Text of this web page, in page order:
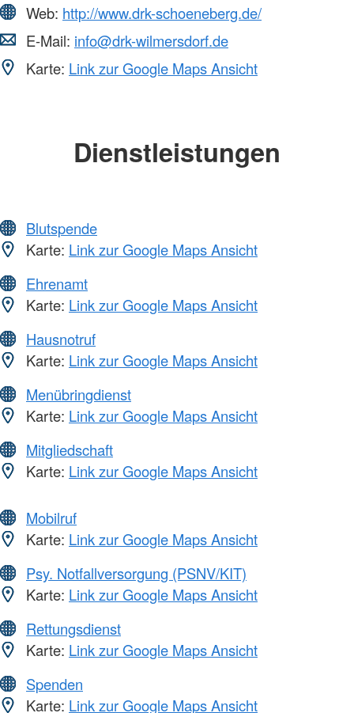
Web: http://www.drk-schoeneberg.de/
E-Mail: info@drk-wilmersdorf.de
Karte: Link zur Google Maps Ansicht
Dienstleistungen
Blutspende
Karte: Link zur Google Maps Ansicht
Ehrenamt
Karte: Link zur Google Maps Ansicht
Hausnotruf
Karte: Link zur Google Maps Ansicht
Menübringdienst
Karte: Link zur Google Maps Ansicht
Mitgliedschaft
Karte: Link zur Google Maps Ansicht
Mobilruf
Karte: Link zur Google Maps Ansicht
Psy. Notfallversorgung (PSNV/KIT)
Karte: Link zur Google Maps Ansicht
Rettungsdienst
Karte: Link zur Google Maps Ansicht
Spenden
Karte: Link zur Google Maps Ansicht